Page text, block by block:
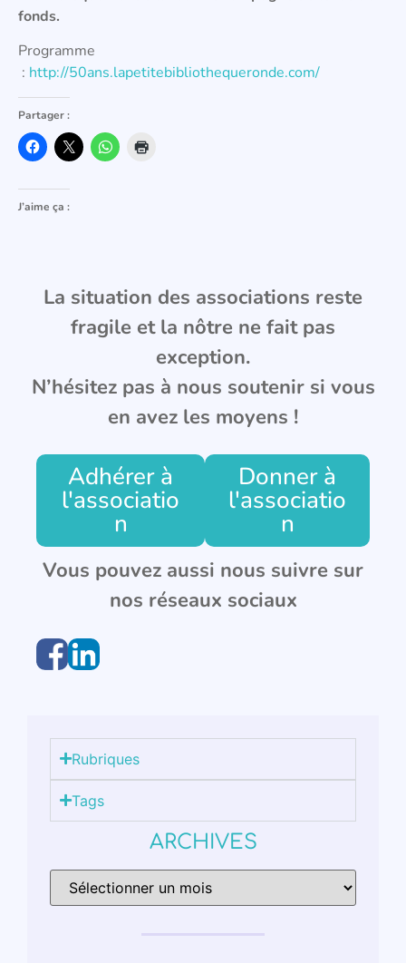
fonds.
Programme
: http://50ans.lapetitebibliothequeronde.com/
Partager :
J’aime ça :
La situation des associations reste
fragile et la nôtre ne fait pas
exception.
N’hésitez pas à nous soutenir si vous
en avez les moyens !
Adhérer à
l'associatio
n
Donner à
l'associatio
n
Vous pouvez aussi nous suivre sur
nos réseaux sociaux
Rubriques
Tags
ARCHIVES